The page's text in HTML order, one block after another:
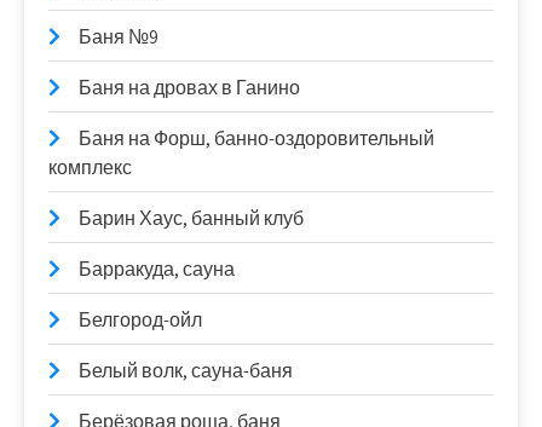
Баня №9
Баня на дровах в Ганино
Баня на Форш, банно-оздоровительный
комплекс
Барин Хаус, банный клуб
Барракуда, сауна
Белгород-ойл
Белый волк, сауна-баня
Берёзовая роща, баня